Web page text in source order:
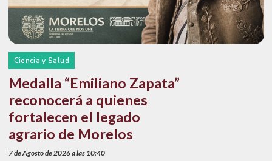
Ciencia y Salud
Medalla “Emiliano Zapata”
reconocerá a quienes
fortalecen el legado
agrario de Morelos
7 de Agosto de 2026 a las 10:40